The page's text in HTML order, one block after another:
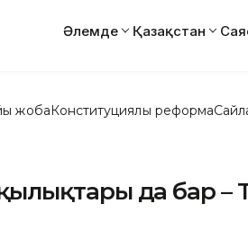
Әлемде Қазақстан
жобаКонституциялық реформа
да бар –